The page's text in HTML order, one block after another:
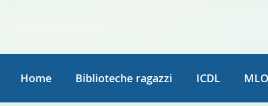
Home Biblioteche ragazzi ICDL